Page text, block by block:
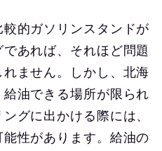
的ガソリンスタンドが
あれば、それほど問題
ません。しかし、北海
油できる場所が限られ
グに出かける際には、
性があります。給油の